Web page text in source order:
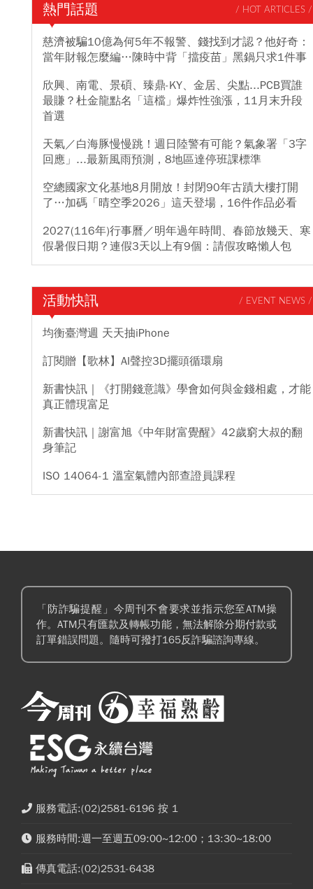
熱門話題 / HOT ARTICLES /
慈濟被騙10億為何5年不報警、錢找到才認？他好奇：
當年財報怎麼編…陳時中背「擋疫苗」黑鍋只求1件事
欣興、南電、景碩、臻鼎-KY、金居、尖點...PCB買誰
最賺？杜金龍點名「這檔」爆炸性強漲，11月末升段
首選
天氣／白海豚慢慢跳！週日陸警有可能？氣象署「3字
回應」...最新風雨預測，8地區達停班課標準
空總國家文化基地8月開放！封閉90年古蹟大樓打開
了…加碼「晴空季2026」這天登場，16件作品必看
2027(116年)行事曆／明年過年時間、春節放幾天、寒
假暑假日期？連假3天以上有9個：請假攻略懶人包
活動快訊 / EVENT NEWS /
均衡臺灣週 天天抽iPhone
訂閱贈【歌林】AI聲控3D擺頭循環扇
新書快訊｜《打開錢意識》學會如何與金錢相處，才能
真正體現富足
新書快訊｜謝富旭《中年財富覺醒》42歲窮大叔的翻
身筆記
ISO 14064-1 溫室氣體內部查證員課程
「防詐騙提醒」今周刊不會要求並指示您至ATM操
作。ATM只有匯款及轉帳功能，無法解除分期付款或
訂單錯誤問題。隨時可撥打165反詐騙諮詢專線。
服務電話:(02)2581-6196 按 1
服務時間:週一至週五09:00~12:00；13:30~18:00
傳真電話:(02)2531-6438